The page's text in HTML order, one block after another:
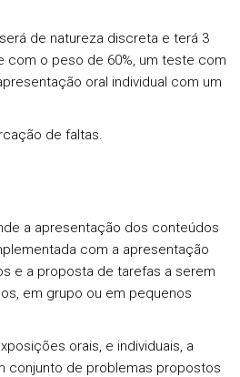
de natureza discreta e terá 3
com o peso de 60%, um teste com
oral individual com um
de faltas.
a apresentação dos conteúdos
com a apresentação
e a proposta de tarefas a serem
em grupo ou em pequenos
orais, e individuais, a
conjunto de problemas propostos